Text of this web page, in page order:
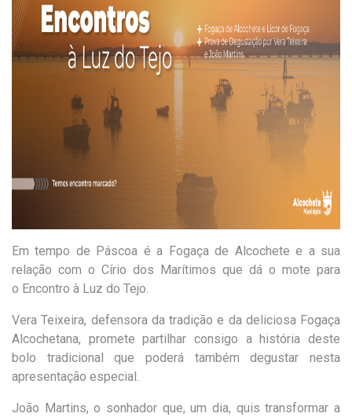
Em tempo de Páscoa é a Fogaça de Alcochete e a sua
relação com o Círio dos Marítimos que dá o mote para
o Encontro à Luz do Tejo.
Vera Teixeira, defensora da tradição e da deliciosa Fogaça
Alcochetana, promete partilhar consigo a história deste
bolo tradicional
que poderá também degustar nesta
apresentação especial.
João Martins, o sonhador que, um dia, quis transformar a